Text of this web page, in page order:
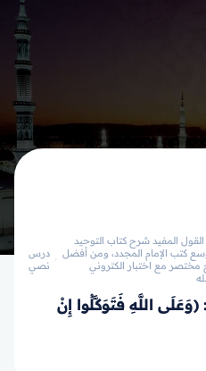
القول المفيد شرح كتاب التوحيد
كتب الإمام المجدد، ومن أفضل
مع اختبار الكتروني
درس
نصي
﴿وَعَلَى اللَّهِ فَتَوَكَّلُوا إِنْ